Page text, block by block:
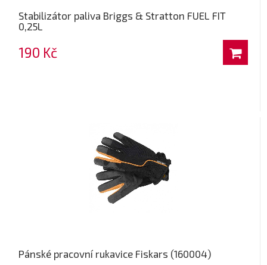
Stabilizátor paliva Briggs & Stratton FUEL FIT
0,25L
190 Kč
Pánské pracovní rukavice Fiskars (160004)